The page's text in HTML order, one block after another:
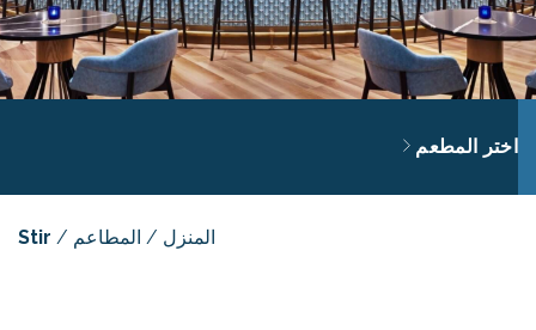
اختر المطعم
المنزل / المطاعم /
Stir